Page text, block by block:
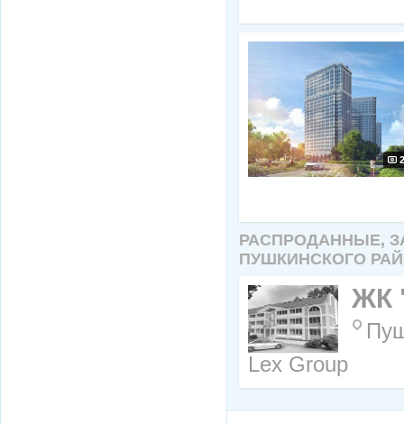
РАСПРОДАННЫЕ,
ПУШКИНСКОГО
ЖК
Lex Group